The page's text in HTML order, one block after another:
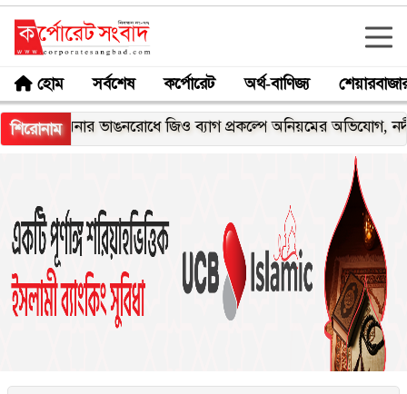
হোম সর্বশেষ কর্পোরেট অর্থ-বাণিজ্য
শিরোনাম
ভাঙনরোধে জিও ব্যাগ প্রকল্পে অনিয়মের অভিযোগ, নদীরকূলে